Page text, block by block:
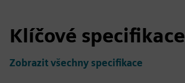
Klíčové specifikace
Zobrazit všechny specifikace